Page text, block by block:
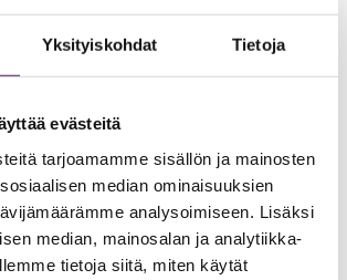
Yksityiskohdat Tietoja
evästeitä
tarjoamamme sisällön ja mainosten
median ominaisuuksien
analysoimiseen. Lisäksi
median, mainosalan ja analytiikka-
tietoja siitä, miten käytät